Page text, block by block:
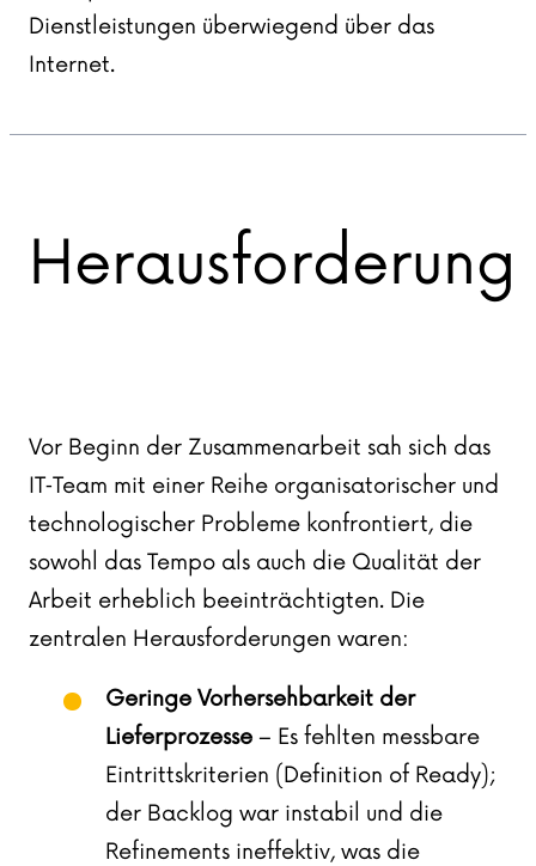
Dienstleistungen überwiegend über das
Internet.
Herausforderung
Vor Beginn der Zusammenarbeit sah sich das
IT‑Team mit einer Reihe organisatorischer und
technologischer Probleme konfrontiert, die
sowohl das Tempo als auch die Qualität der
Arbeit erheblich beeinträchtigten. Die
zentralen Herausforderungen waren:
Geringe Vorhersehbarkeit der
Lieferprozesse – Es fehlten messbare
Eintrittskriterien (Definition of Ready);
der Backlog war instabil und die
Refinements ineffektiv, was die